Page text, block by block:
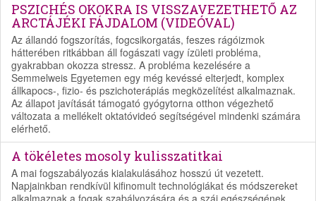
PSZICHÉS OKOKRA IS VISSZAVEZETHETŐ AZ
ARCTÁJÉKI FÁJDALOM (VIDEÓVAL)
Az állandó fogszorítás, fogcsikorgatás, feszes rágóizmok
hátterében ritkábban áll fogászati vagy ízületi probléma,
gyakrabban okozza stressz. A probléma kezelésére a
Semmelweis Egyetemen egy még kevéssé elterjedt, komplex
állkapocs-, fizio- és pszichoterápiás megközelítést alkalmaznak.
Az állapot javítását támogató gyógytorna otthon végezhető
változata a mellékelt oktatóvideó segítségével mindenki számára
elérhető.
A tökéletes mosoly kulisszatitkai
A mai fogszabályozás kialakulásához hosszú út vezetett.
Napjainkban rendkívül kifinomult technológiákat és módszereket
alkalmaznak a fogak szabályozására és a száj egészségének